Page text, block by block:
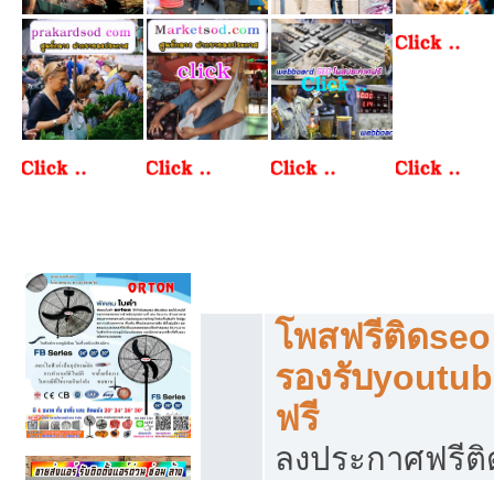
โพสฟรีติด
รองรับ
ฟรี
ลงประกาศฟรีติ